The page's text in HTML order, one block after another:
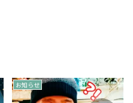
お知らせ